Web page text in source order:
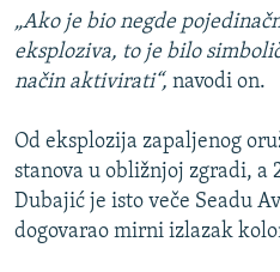
„Ako je bio negde
eksploziva, to je bilo
način aktivirati“, navodi on.
Od eksplozija zapaljenog
stanova u obližnjoj zgradi, a
Dubajić je isto veče Seadu
dogovarao mirni izlazak